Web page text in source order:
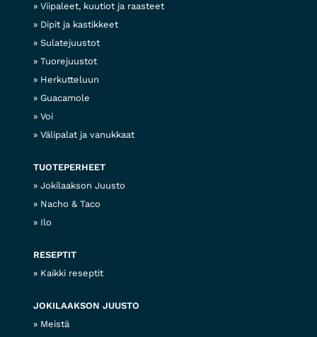
Viipaleet, kuutiot ja raasteet
Dipit ja kastikkeet
Sulatejuustot
Tuorejuustot
Herkutteluun
Guacamole
Voi
Välipalat ja vanukkaat
TUOTEPERHEET
Jokilaakson Juusto
Nacho & Taco
Ilo
RESEPTIT
Kaikki reseptit
JOKILAAKSON JUUSTO
Meistä